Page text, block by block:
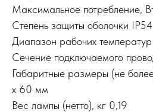
Максимальное потребление,
Степень защиты оболочки IP54
Диапазон рабочих
Сечение подключаемого
Габаритные размеры (не
x 60 мм
Вес лампы (нетто), кг 0,19